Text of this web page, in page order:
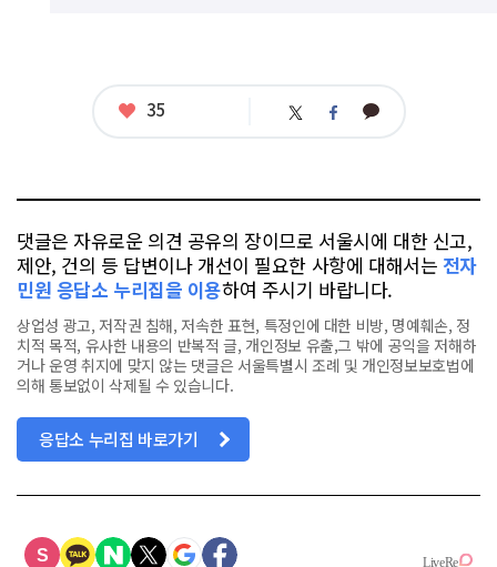
좋
35 트 페 카
댓글은 자유로운 의견 공유의 장이므로 서울시에 대한 신고,
제안, 건의 등 답변이나 개선이 필요한 사항에 대해서는 전자
민원 응답소 누리집을 이용하여 주시기 바랍니다.
상업성 광고, 저작권 침해, 저속한 표현, 특정인에 대한 비방, 명예훼손, 정
치적 목적, 유사한 내용의 반복적 글, 개인정보 유출,그 밖에 공익을 저해하
거나 운영 취지에 맞지 않는 댓글은 서울특별시 조례 및 개인정보보호법에
의해 통보없이 삭제될 수 있습니다.
응답소 누리집 바로가기